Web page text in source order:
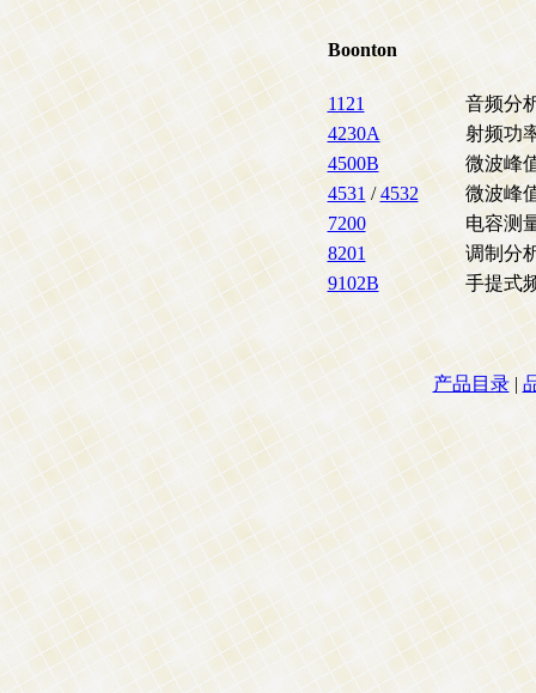
Boonton
1121
音频分
4230A
射频功
4500B
微波峰
4531 /4532
微波峰
7200
电容测
8201
调制分
9102B
手提式
产品目录|